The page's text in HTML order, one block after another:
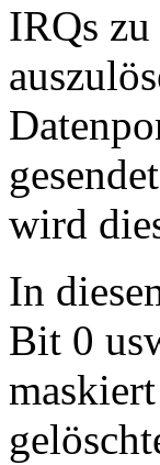
IRQs
wird
In
Bit 0